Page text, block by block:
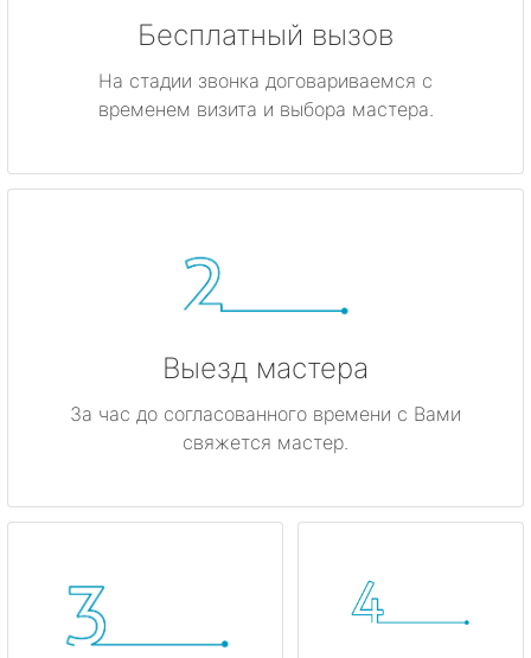
Бесплатный вызов
На стадии звонка договариваемся с
временем визита и выбора мастера.
Выезд мастера
За час до согласованного времени с Вами
свяжется мастер.